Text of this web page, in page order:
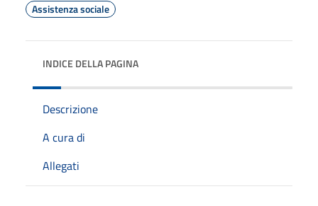
Assistenza sociale
INDICE DELLA PAGINA
Descrizione
A cura di
Allegati